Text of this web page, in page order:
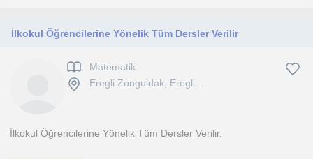
İlkokul Öğrencilerine Yönelik Tüm Dersler Verilir
Matematik
Eregli Zonguldak, Eregli...
İlkokul Öğrencilerine Yönelik Tüm Dersler Verilir.